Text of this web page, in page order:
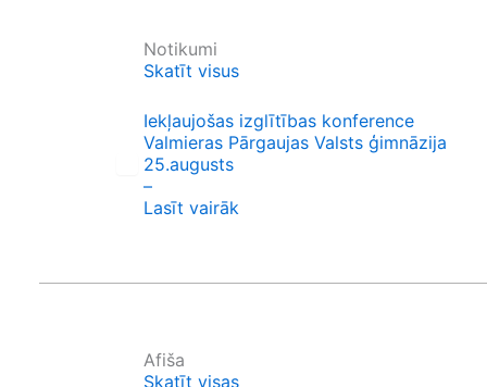
Notikumi
Skatīt visus
Iekļaujošas izglītības konference
Valmieras Pārgaujas Valsts ģimnāzija
25.augusts
–
Lasīt vairāk
Afiša
Skatīt visas